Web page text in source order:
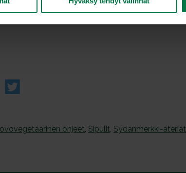
ohjeet, Sipulit, Sydänmerkki-ateriat